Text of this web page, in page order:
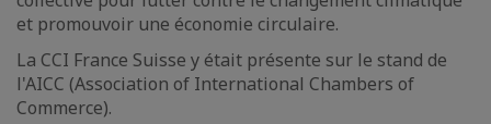
et promouvoir une économie circulaire.
La CCI France Suisse y était présente sur le stand de
l'AICC (Association of International Chambers of
Commerce).